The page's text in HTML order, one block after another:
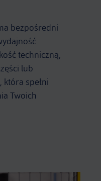
bezpośredni
techniczną,
lub
spełni
Twoich